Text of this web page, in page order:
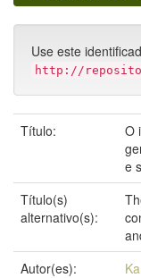
Use este
http://
Título:
O
e
Título(s)
alternativo(s):
Autor(es):